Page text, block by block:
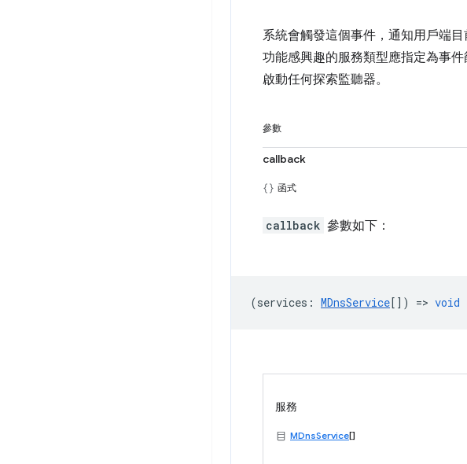
系統會觸發這個事件，通知用戶端
功能感興趣的服務類型應指定為事
啟動任何探索監聽器。
參數
callback
函式
callback 參數如下：
(services : MDnsService[]) => void
服務
MDnsService[]